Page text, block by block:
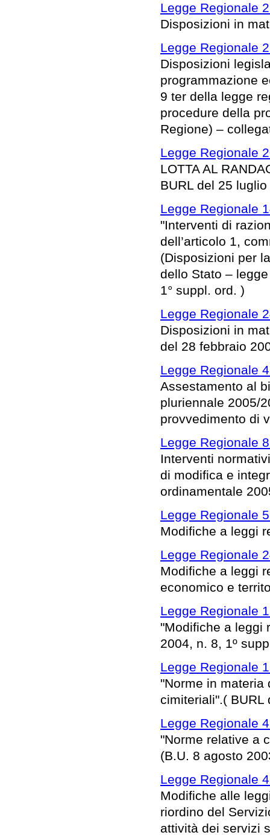
Legge Regionale
Disposizioni in
Legge Regionale
Disposizioni
programmazione
9 ter della legge
procedure della
Regione) –
Legge Regionale
LOTTA AL
BURL del 25
Legge Regionale
"Interventi di
dell’articolo 1,
(Disposizioni per
dello Stato –
1° suppl. ord. )
Legge Regionale
Disposizioni in
del 28 febbraio
Legge Regionale
Assestamento al
pluriennale 2005/
provvedimento di
Legge Regionale
Interventi
di modifica e
ordinamentale
Legge Regionale
Modifiche a leggi
Legge Regionale
Modifiche a leggi
economico e
Legge Regionale
"Modifiche a leggi
2004, n. 8, 1º
Legge Regionale
"Norme in
cimiteriali".( BURL
Legge Regionale
"Norme relative a
(B.U. 8 agosto
Legge Regionale
Modifiche alle
riordino del
attività dei servizi